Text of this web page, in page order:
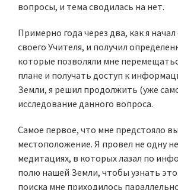
вопросы, и тема сводилась на нет.
Примерно года через два, как я начал
своего Учителя, и получил
которые позволяли мне
плане и получать доступ к
Земли, я решил продолжить (уже
исследование данного вопроса.
Самое первое, что мне предстояло
местоположение. Я провел не одну
медитациях, в которых лазал по
полю нашей Земли, чтобы узнать
поиска мне приходилось